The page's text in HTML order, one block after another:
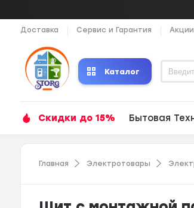
Доставка Сервис и Гарантия Акции
Каталог
Скидки до 15% Бытовая
Главная Электротовары